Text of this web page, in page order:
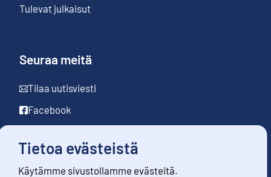
Tietoa evästeistä
Käytämme sivustollamme evästeitä.
Tulevat julkaisut
Seuraa meitä
Tilaa uutisviesti
Facebook
YouTube